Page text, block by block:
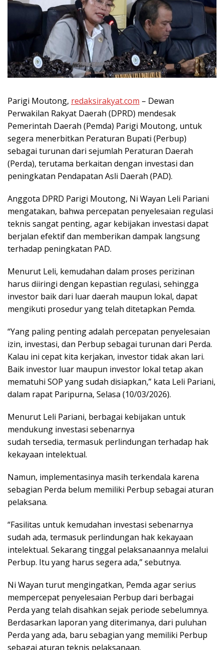
Parigi Moutong, redaksirakyat.com – Dewan
Perwakilan Rakyat Daerah (DPRD) mendesak
Pemerintah Daerah (Pemda) Parigi Moutong, untuk
segera menerbitkan Peraturan Bupati (Perbup)
sebagai turunan dari sejumlah Peraturan Daerah
(Perda), terutama berkaitan dengan investasi dan
peningkatan Pendapatan Asli Daerah (PAD).
Anggota DPRD Parigi Moutong, Ni Wayan Leli Pariani
mengatakan, bahwa percepatan penyelesaian regulasi
teknis sangat penting, agar kebijakan investasi dapat
berjalan efektif dan memberikan dampak langsung
terhadap peningkatan PAD.
Menurut Leli, kemudahan dalam proses perizinan
harus diiringi dengan kepastian regulasi, sehingga
investor baik dari luar daerah maupun lokal, dapat
mengikuti prosedur yang telah ditetapkan Pemda.
“Yang paling penting adalah percepatan penyelesaian
izin, investasi, dan Perbup sebagai turunan dari Perda.
Kalau ini cepat kita kerjakan, investor tidak akan lari.
Baik investor luar maupun investor lokal tetap akan
mematuhi SOP yang sudah disiapkan,” kata Leli Pariani,
dalam rapat Paripurna, Selasa (10/03/2026).
Menurut Leli Pariani, berbagai kebijakan untuk
mendukung investasi sebenarnya
sudah tersedia, termasuk perlindungan terhadap hak
kekayaan intelektual.
Namun, implementasinya masih terkendala karena
sebagian Perda belum memiliki Perbup sebagai aturan
pelaksana.
“Fasilitas untuk kemudahan investasi sebenarnya
sudah ada, termasuk perlindungan hak kekayaan
intelektual. Sekarang tinggal pelaksanaannya melalui
Perbup. Itu yang harus segera ada,” sebutnya.
Ni Wayan turut mengingatkan, Pemda agar serius
mempercepat penyelesaian Perbup dari berbagai
Perda yang telah disahkan sejak periode sebelumnya.
Berdasarkan laporan yang diterimanya, dari puluhan
Perda yang ada, baru sebagian yang memiliki Perbup
sebagai aturan teknis pelaksanaan.